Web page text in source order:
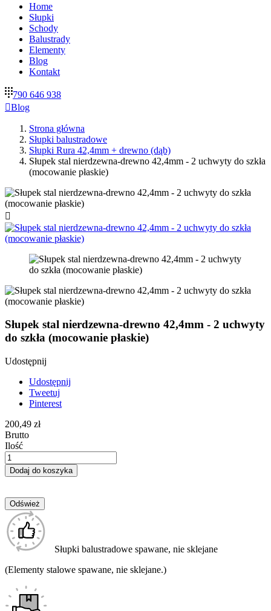
Home
Słupki
Schody
Balustrady
Elementy
Blog
Kontakt
790 646 938
Blog
Strona główna
Słupki balustradowe
Słupki Rura 42,4mm + drewno (dąb)
Słupek stal nierdzewna-drewno 42,4mm - 2 uchwyty do szkła
(mocowanie płaskie)

Słupek stal nierdzewna-drewno 42,4mm - 2 uchwyty
do szkła (mocowanie płaskie)
Udostępnij
Udostępnij
Tweetuj
Pinterest
200,49 zł
Brutto
Ilość
Dodaj do koszyka
Słupki balustradowe spawane, nie sklejane
(Elementy stalowe spawane, nie sklejane.)